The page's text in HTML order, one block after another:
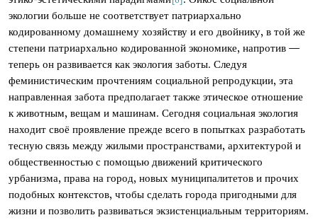
экологии больше не соответствует патриархально
кодированному домашнему хозяйству и его двойнику, в той же
степени патриархально кодированной экономике, напротив —
теперь он развивается как экология заботы. Следуя
феминистическим прочтениям социальной репродукции, эта
направленная забота предполагает также этическое отношение
к животным, вещам и машинам. Сегодня социальная экология
находит своё проявление прежде всего в попытках разработать
тесную связь между жилыми пространствами, архитектурой и
общественностью с помощью движений критического
урбанизма, права на город, новых муниципалитетов и прочих
подобных контекстов, чтобы сделать города пригодными для
жизни и позволить развиваться экзистенциальным территориям.